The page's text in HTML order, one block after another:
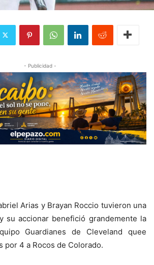
- Publicidad -
Arias y Brayan Roccio tuvieron una
su accionar benefició grandemente la
Guardianes de Cleveland quee
por 4 a Rocos de Colorado.